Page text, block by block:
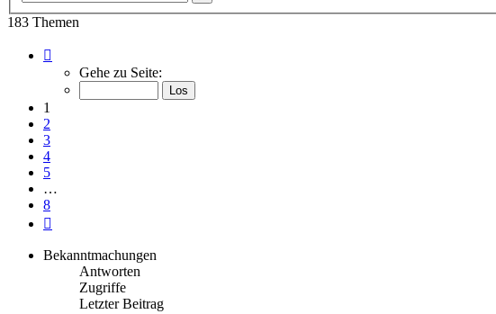
183 Themen
von
Gehe zu Seite:
1
2
3
4
5
…
8
Bekanntmachungen
Antworten
Zugriffe
Letzter Beitrag